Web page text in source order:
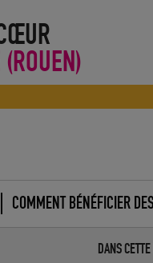
COMMENT BÉNÉFICIER
DANS